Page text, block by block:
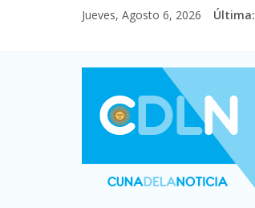
Jueves, Agosto 6, 2026 Última: